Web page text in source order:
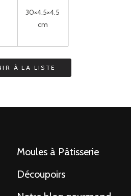
30×4.5×4.5
cm
Moules à Pâtisserie
Découpoirs